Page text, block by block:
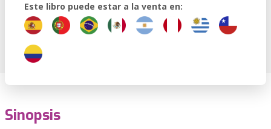
Este libro puede estar a la venta en:
Sinopsis